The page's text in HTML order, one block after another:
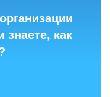
знаете, как